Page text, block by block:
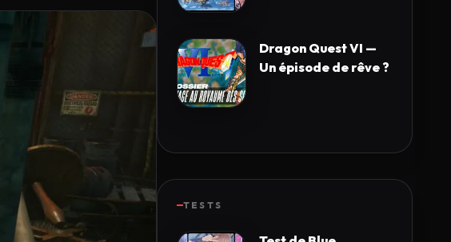
Dragon Quest VI —
Un épisode de rêve ?
TESTS